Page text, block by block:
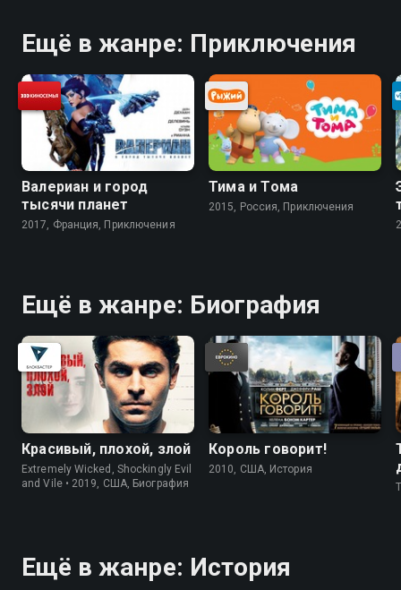
Ещё в жанре: Приключения
Валериан и город
тысячи планет
2017, Франция, Приключения
Тима и Тома
2015, Россия, Приключения
Ещё в жанре: Биография
Красивый, плохой, злой
Extremely Wicked, Shockingly Evil
and Vile • 2019, США, Биография
Король говорит!
2010, США, История
Ещё в жанре: История